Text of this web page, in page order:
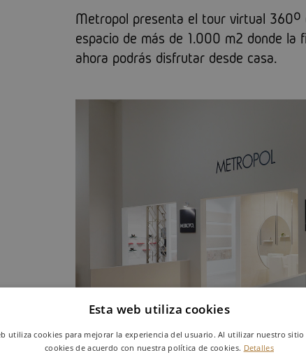
Metropol presenta el tour virtual 360º
espacio de más de 1.000 m2 donde la
ahora podrás disfrutar desde casa.
Esta web utiliza cookies
utiliza cookies para mejorar la experiencia del usuario. Al utilizar nuestro sitio
cookies de acuerdo con nuestra política de cookies. Detalles